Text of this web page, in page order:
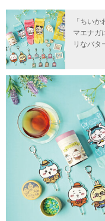
「ちい
マエナガ
リなバタ